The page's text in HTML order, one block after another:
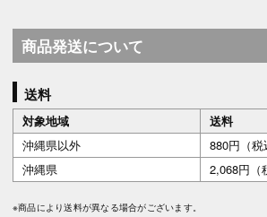
商品発送について
送料
対象地域
送料
沖縄県以外
880円（税
沖縄県
2,068円（
※商品により送料が異なる場合がございます。